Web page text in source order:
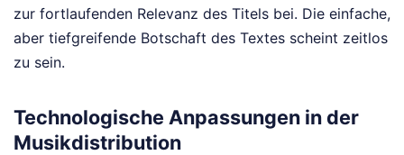
zur fortlaufenden Relevanz des Titels bei. Die einfache,
aber tiefgreifende Botschaft des Textes scheint zeitlos
zu sein.
Technologische Anpassungen in der
Musikdistribution